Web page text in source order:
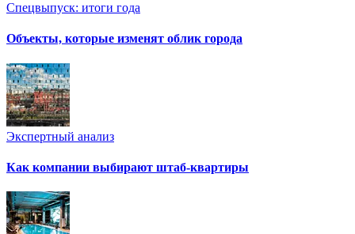
Спецвыпуск: итоги года
Объекты, которые изменят облик города
Экспертный анализ
Как компании выбирают штаб-квартиры